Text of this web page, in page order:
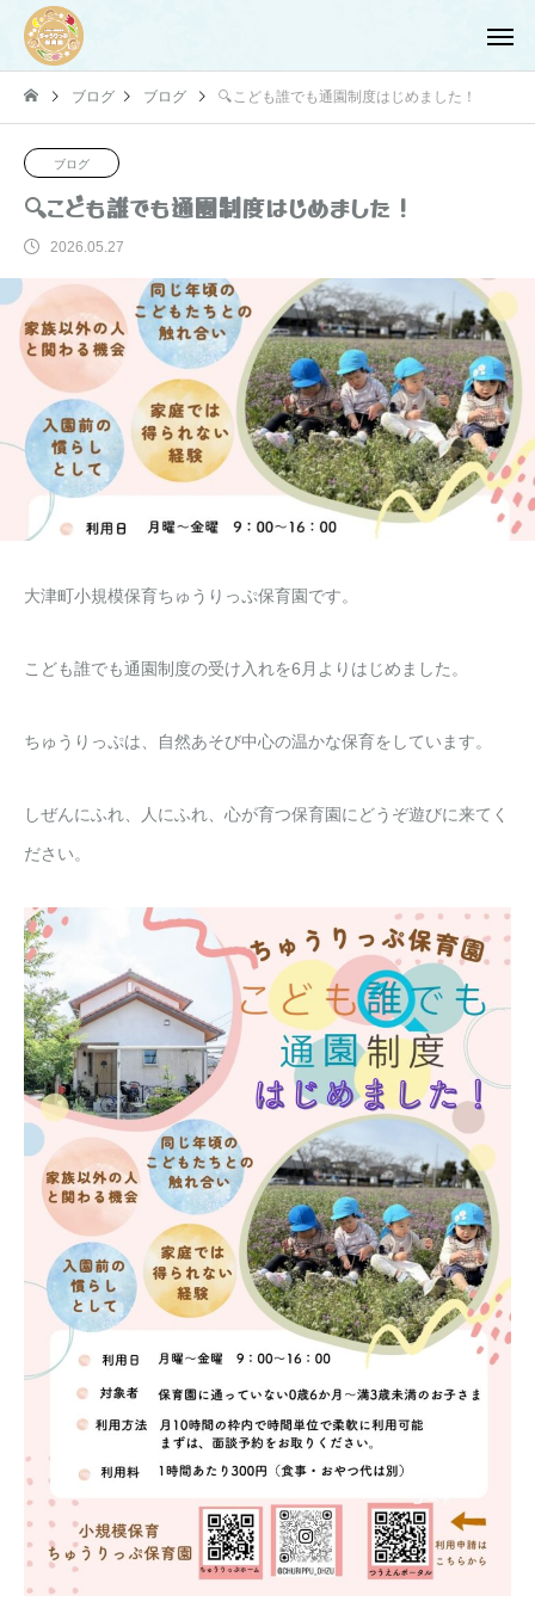
ブログ ブログ 🔍こども誰でも通園制度はじめました！
ブログ
🔍こども誰でも通園制度はじめました！
2026.05.27
大津町小規模保育ちゅうりっぷ保育園です。
こども誰でも通園制度の受け入れを6月よりはじめました。
ちゅうりっぷは、自然あそび中心の温かな保育をしています。
しぜんにふれ、人にふれ、心が育つ保育園にどうぞ遊びに来てく
ださい。